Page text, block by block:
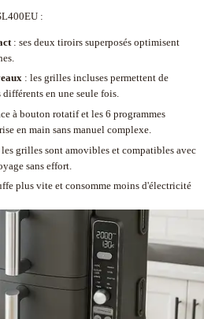
:
: ses deux tiroirs superposés optimisent
: les grilles incluses permettent de
en une seule fois.
à bouton rotatif et les 6 programmes
en main sans manuel complexe.
les grilles sont amovibles et compatibles avec
sans effort.
plus vite et consomme moins d'électricité